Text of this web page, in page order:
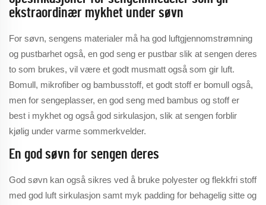
ekstraordinær mykhet under søvn
For søvn, sengens materialer må ha god luftgjennomstrømning
og pustbarhet også, en god seng er pustbar slik at sengen deres
to som brukes, vil være et godt musmatt også som gir luft.
Bomull, mikrofiber og bambusstoff, et godt stoff er bomull også,
men for sengeplasser, en god seng med bambus og stoff er
best i mykhet og også god sirkulasjon, slik at sengen forblir
kjølig under varme sommerkvelder.
En god søvn for sengen deres
God søvn kan også sikres ved å bruke polyester og flekkfri stoff
med god luft sirkulasjon samt myk padding for behagelig sitte og